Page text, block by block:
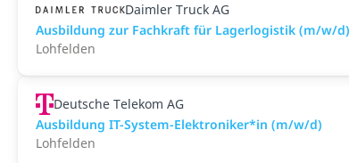
Daimler Truck AG
Ausbildung zur Fachkraft für Lagerlogistik (m/w/
Lohfelden
Deutsche Telekom AG
Ausbildung IT-System-Elektroniker*in (m/w/d)
Lohfelden